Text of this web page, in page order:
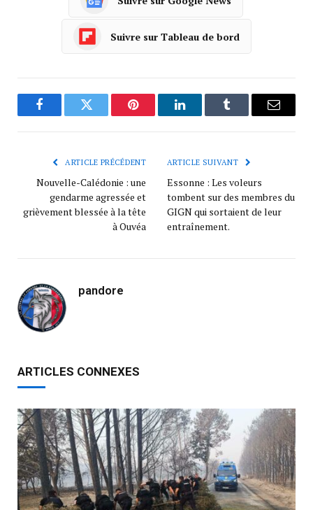
Suivre sur Tableau de bord
FacebookTwitter Pinterest LinkedInTumblr
ARTICLE PRÉCÉDENT
Nouvelle-Calédonie : une
gendarme agressée et
grièvement blessée à la tête
à Ouvéa
ARTICLE SUIVANT
Essonne : Les voleurs
tombent sur des membres du
GIGN qui sortaient de leur
entraînement.
pandore
ARTICLES CONNEXES